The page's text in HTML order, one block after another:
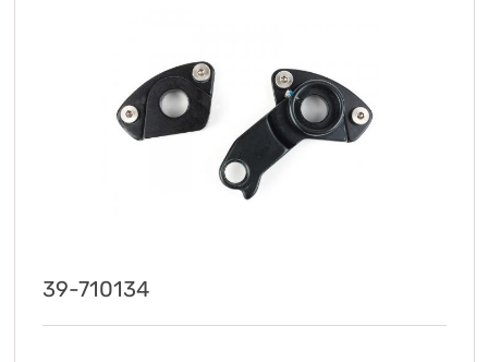
39-710134